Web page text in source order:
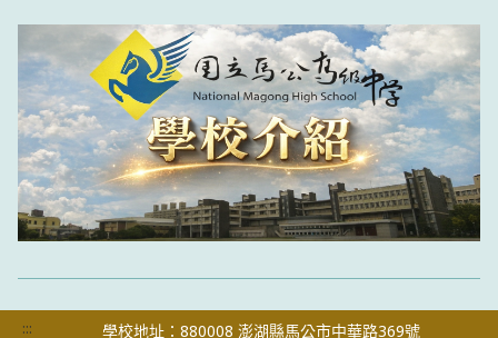
::: 學校地址：880008 澎湖縣馬公市中華路369號